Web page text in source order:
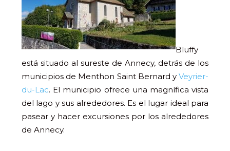
Bluffy
está situado al sureste de Annecy, detrás de los
municipios de Menthon Saint Bernard y Veyrier-
du-Lac. El municipio ofrece una magnífica vista
del lago y sus alrededores. Es el lugar ideal para
pasear y hacer excursiones por los alrededores
de Annecy.